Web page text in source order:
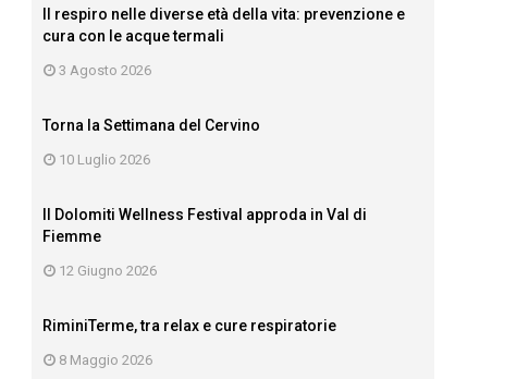
Il respiro nelle diverse età della vita: prevenzione e
cura con le acque termali
3 Agosto 2026
Torna la Settimana del Cervino
10 Luglio 2026
Il Dolomiti Wellness Festival approda in Val di
Fiemme
12 Giugno 2026
RiminiTerme, tra relax e cure respiratorie
8 Maggio 2026